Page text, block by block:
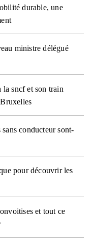
durable, une
ministre délégué
la sncf et son train
conducteur sont-
pour découvrir les
et tout ce